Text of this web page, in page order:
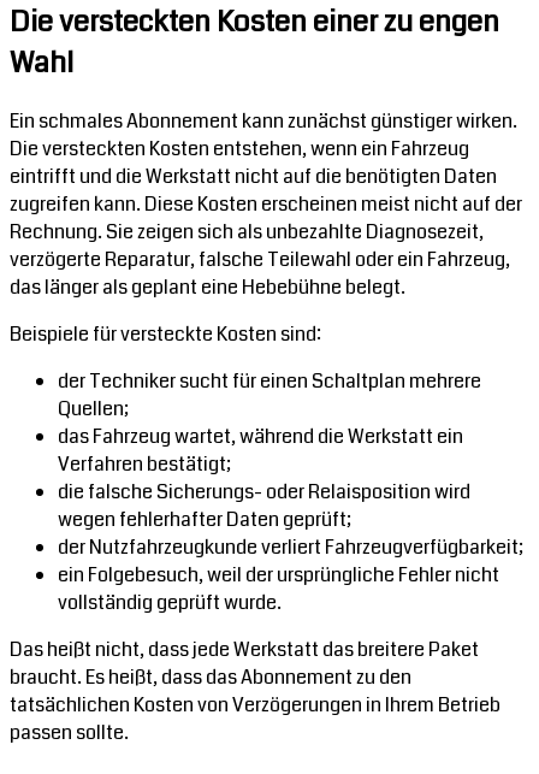
Die versteckten Kosten einer zu engen
Wahl
Ein schmales Abonnement kann zunächst günstiger wirken.
Die versteckten Kosten entstehen, wenn ein Fahrzeug
eintrifft und die Werkstatt nicht auf die benötigten Daten
zugreifen kann. Diese Kosten erscheinen meist nicht auf der
Rechnung. Sie zeigen sich als unbezahlte Diagnosezeit,
verzögerte Reparatur, falsche Teilewahl oder ein Fahrzeug,
das länger als geplant eine Hebebühne belegt.
Beispiele für versteckte Kosten sind:
der Techniker sucht für einen Schaltplan mehrere
Quellen;
das Fahrzeug wartet, während die Werkstatt ein
Verfahren bestätigt;
die falsche Sicherungs- oder Relaisposition wird
wegen fehlerhafter Daten geprüft;
der Nutzfahrzeugkunde verliert Fahrzeugverfügbarkeit;
ein Folgebesuch, weil der ursprüngliche Fehler nicht
vollständig geprüft wurde.
Das heißt nicht, dass jede Werkstatt das breitere Paket
braucht. Es heißt, dass das Abonnement zu den
tatsächlichen Kosten von Verzögerungen in Ihrem Betrieb
passen sollte.